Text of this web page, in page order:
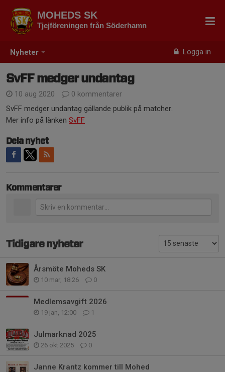
Nyheter Logga in
MOHEDS SK
Tjejföreningen från Söderhamn
SvFF medger undantag
10 aug 2020
0 kommentarer
SvFF medger undantag gällande publik på matcher.
Mer info på länken SvFF
Dela nyhet
Kommentarer
Tidigare nyheter
Årsmöte Moheds SK
10 mar, 18:26 0
Medlemsavgift 2026
19 jan, 12:00 1
Julmarknad 2025
26 okt 2025 0
Janne Krantz kommer till Mohed